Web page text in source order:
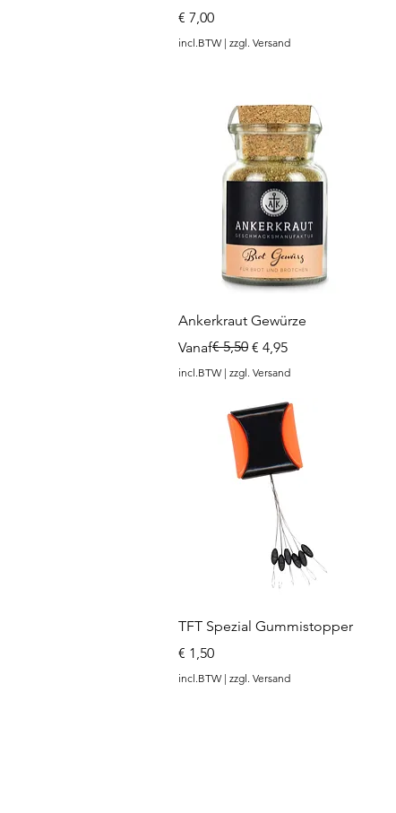
Prijs
€ 7,00
incl.BTW | zzgl. Versand
Snel overzicht
Ankerkraut Gewürze
Vanaf
Normale prijs
€ 5,50 € 4,95
Verkoopprijs
incl.BTW | zzgl. Versand
Snel overzicht
TFT Spezial Gummistopper
Prijs
€ 1,50
incl.BTW | zzgl. Versand